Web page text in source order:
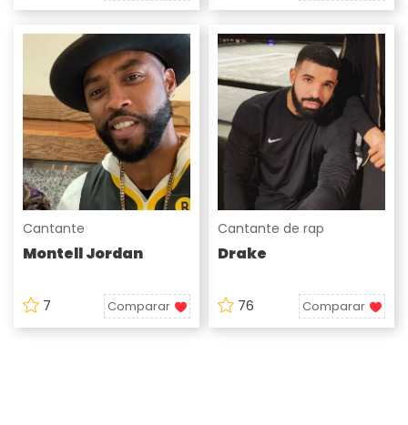
Cantante
Montell Jordan
7 Comparar
Cantante de rap
Drake
76 Comparar